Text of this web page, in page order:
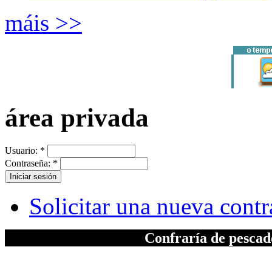
máis >>
área privada
Usuario: *
Contraseña: *
Solicitar una nueva
Confraría de